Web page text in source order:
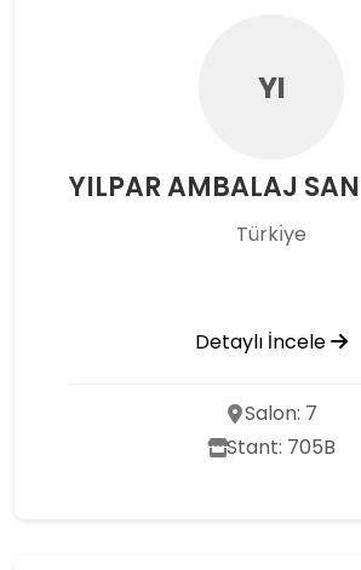
YI
Türkı̇ye
Detaylı İncele
Salon: 7
Stant: 705B